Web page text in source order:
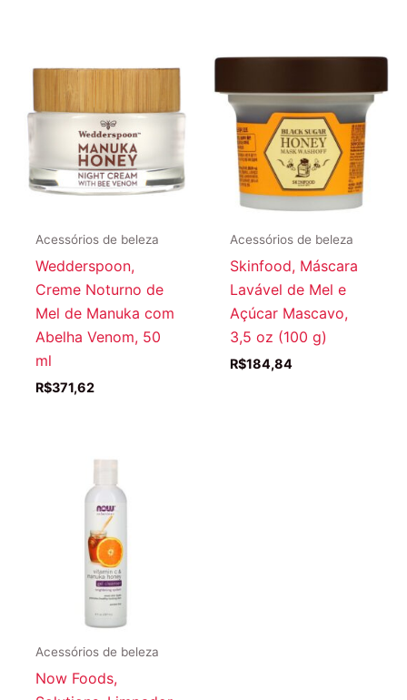
Acessórios de beleza
Wedderspoon,
Creme Noturno de
Mel de Manuka com
Abelha Venom, 50
ml
R$371,62
Acessórios de beleza
Skinfood, Máscara
Lavável de Mel e
Açúcar Mascavo,
3,5 oz (100 g)
R$184,84
Acessórios de beleza
Now Foods,